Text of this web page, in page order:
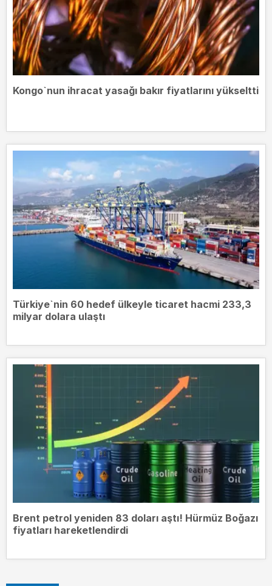
Kongo`nun ihracat yasağı bakır fiyatlarını yükseltti
Türkiye`nin 60 hedef ülkeyle ticaret hacmi 233,3
milyar dolara ulaştı
Brent petrol yeniden 83 doları aştı! Hürmüz Boğazı
fiyatları hareketlendirdi